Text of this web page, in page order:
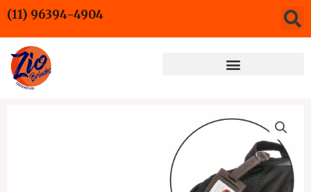
para
o
conteúdo
(11) 96394-4904